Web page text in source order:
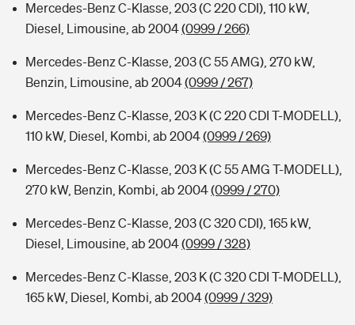
Mercedes-Benz C-Klasse, 203 (C 220 CDI), 110 kW,
Diesel, Limousine, ab 2004(0999 / 266)
Mercedes-Benz C-Klasse, 203 (C 55 AMG), 270 kW,
Benzin, Limousine, ab 2004(0999 / 267)
Mercedes-Benz C-Klasse, 203 K (C 220 CDI T-MODELL),
110 kW, Diesel, Kombi, ab 2004(0999 / 269)
Mercedes-Benz C-Klasse, 203 K (C 55 AMG T-MODELL),
270 kW, Benzin, Kombi, ab 2004(0999 / 270)
Mercedes-Benz C-Klasse, 203 (C 320 CDI), 165 kW,
Diesel, Limousine, ab 2004(0999 / 328)
Mercedes-Benz C-Klasse, 203 K (C 320 CDI T-MODELL),
165 kW, Diesel, Kombi, ab 2004(0999 / 329)